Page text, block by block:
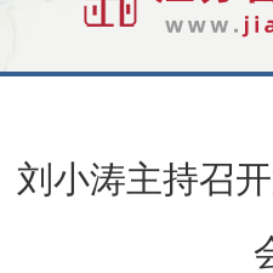
刘小涛主持召